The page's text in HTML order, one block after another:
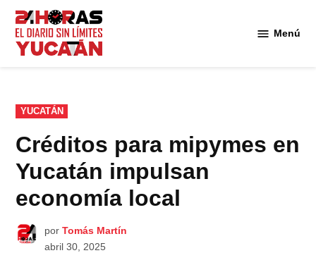
Saltar
contenido
Menú
PUBLICADO
EN
YUCATÁN
Créditos para mipymes en
Yucatán impulsan
economía local
por Tomás Martín
abril 30, 2025